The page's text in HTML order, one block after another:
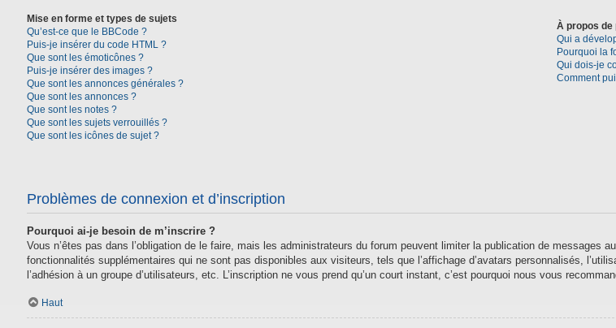
Mise en forme et types de sujets
Qu’est-ce que le BBCode ?
Puis-je insérer du code HTML ?
Que sont les émoticônes ?
Puis-je insérer des images ?
Que sont les annonces générales ?
Que sont les annonces ?
Que sont les notes ?
Que sont les sujets verrouillés ?
Que sont les icônes de sujet ?
À propos de
Qui a
Pourquoi la
Qui dois-je
Comment
Problèmes de connexion et d’inscription
Pourquoi ai-je besoin de m’inscrire ?
Vous n’êtes pas dans l’obligation de le faire, mais les administrateurs du forum peuvent limiter la publication de
fonctionnalités supplémentaires qui ne sont pas disponibles aux visiteurs, tels que l’affichage d’avatars personnalisés,
l’adhésion à un groupe d’utilisateurs, etc. L’inscription ne vous prend qu’un court instant, c’est pourquoi nous vous
Haut